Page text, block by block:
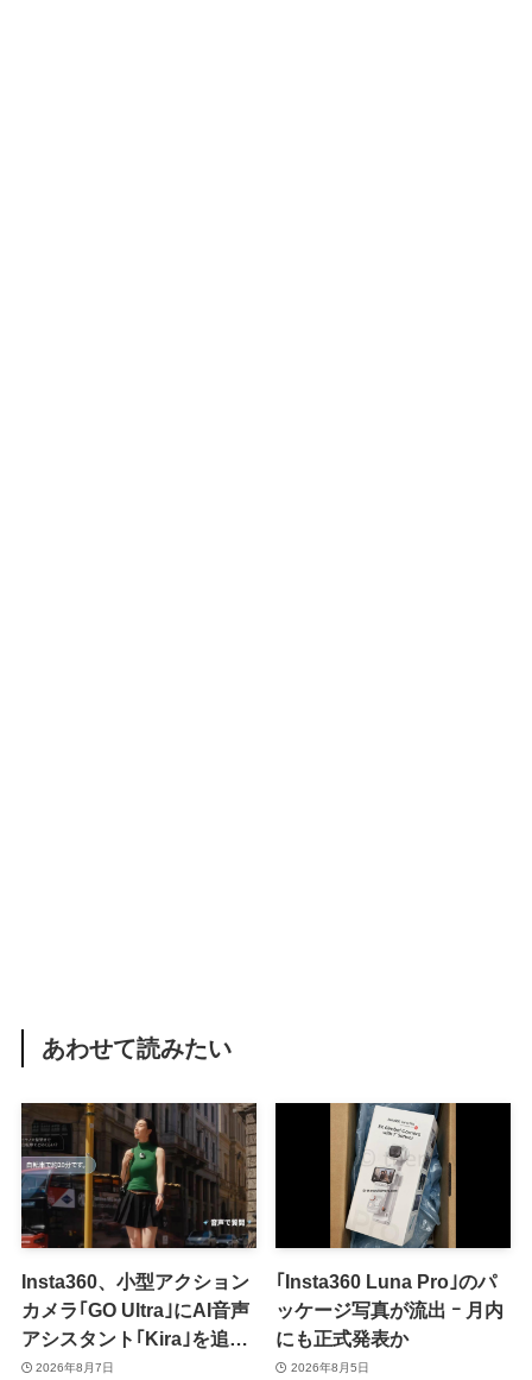
あわせて読みたい
Insta360、小型アクション
カメラ｢GO Ultra｣にAI音声
アシスタント｢Kira｣を追加
ｰ 音声で質問したり、リア
2026年8月7日
｢Insta360 Luna Pro｣のパ
ッケージ写真が流出 ｰ 月内
にも正式発表か
2026年8月5日